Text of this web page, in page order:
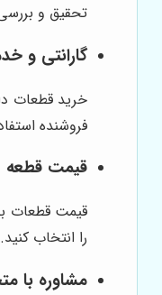
تحقیق و
گارانتی و
خرید قطعات
فروشنده
قیمت قطعه
قیمت قطعات
را انتخاب
مشاوره با